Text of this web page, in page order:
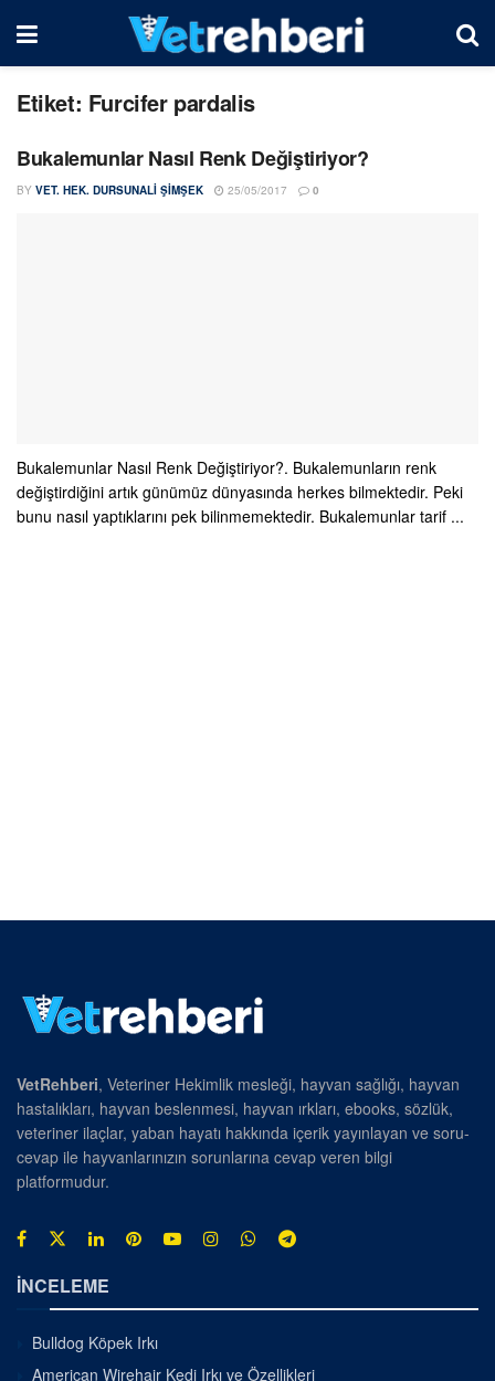
Etiket: Furcifer pardalis
Bukalemunlar Nasıl Renk Değiştiriyor?
BY VET. HEK. DURSUNALI ŞIMŞEK 25/05/2017 0
Bukalemunlar Nasıl Renk Değiştiriyor?. Bukalemunların renk
değiştirdiğini artık günümüz dünyasında herkes bilmektedir. Peki
bunu nasıl yaptıklarını pek bilinmemektedir. Bukalemunlar tarif ...
VetRehberi, Veteriner Hekimlik mesleği, hayvan sağlığı, hayvan
hastalıkları, hayvan beslenmesi, hayvan ırkları, ebooks, sözlük,
veteriner ilaçlar, yaban hayatı hakkında içerik yayınlayan ve soru-
cevap ile hayvanlarınızın sorunlarına cevap veren bilgi
platformudur.
İNCELEME
Bulldog Köpek Irkı
American Wirehair Kedi Irkı ve Özellikleri